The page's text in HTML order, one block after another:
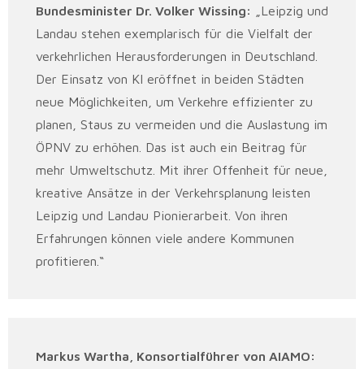
Bundesminister Dr. Volker Wissing: „Leipzig und
Landau stehen exemplarisch für die Vielfalt der
verkehrlichen Herausforderungen in Deutschland.
Der Einsatz von KI eröffnet in beiden Städten
neue Möglichkeiten, um Verkehre effizienter zu
planen, Staus zu vermeiden und die Auslastung im
ÖPNV zu erhöhen. Das ist auch ein Beitrag für
mehr Umweltschutz. Mit ihrer Offenheit für neue,
kreative Ansätze in der Verkehrsplanung leisten
Leipzig und Landau Pionierarbeit. Von ihren
Erfahrungen können viele andere Kommunen
profitieren.“
Markus Wartha, Konsortialführer von AIAMO: